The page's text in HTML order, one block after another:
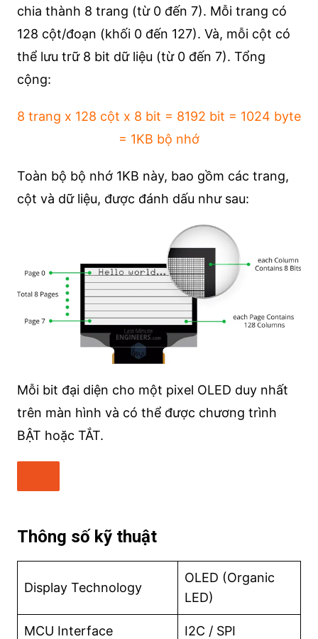
chia thành 8 trang (từ 0 đến 7). Mỗi trang có
128 cột/đoạn (khối 0 đến 127). Và, mỗi cột có
thể lưu trữ 8 bit dữ liệu (từ 0 đến 7). Tổng
cộng:
8 trang x 128 cột x 8 bit = 8192 bit = 1024 byte
= 1KB bộ nhớ
Toàn bộ bộ nhớ 1KB này, bao gồm các trang,
cột và dữ liệu, được đánh dấu như sau:
Mỗi bit đại diện cho một pixel OLED duy nhất
trên màn hình và có thể được chương trình
BẬT hoặc TẮT.
Thông số kỹ thuật
Display Technology
OLED (Organic
LED)
MCU Interface I2C / SPI